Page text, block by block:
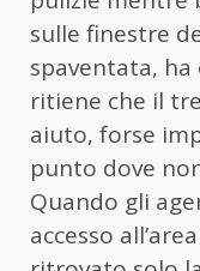
sulle finestre
spaventata, ha
ritiene che il
aiuto, forse
punto dove
Quando gli
accesso